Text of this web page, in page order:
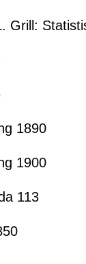
Grill:
1890
1900
113